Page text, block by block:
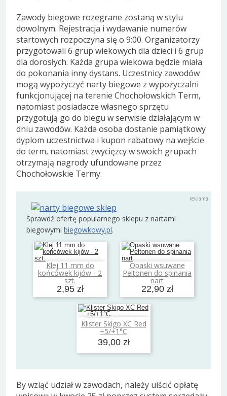
Zawody biegowe rozegrane zostaną w stylu
dowolnym. Rejestracja i wydawanie numerów
startowych rozpoczyna się o 9:00. Organizatorzy
przygotowali 6 grup wiekowych dla dzieci i 6 grup
dla dorosłych. Każda grupa wiekowa będzie miała
do pokonania inny dystans. Uczestnicy zawodów
mogą wypożyczyć narty biegowe z wypożyczalni
funkcjonującej na terenie Chochołowskich Term,
natomiast posiadacze własnego sprzętu
przygotują go do biegu w serwisie działającym w
dniu zawodów. Każda osoba dostanie pamiątkowy
dyplom uczestnictwa i kupon rabatowy na wejście
do term, natomiast zwycięzcy w swoich grupach
otrzymają nagrody ufundowane przez
Chochołowskie Termy.
Sprawdź ofertę popularnego sklepu z nartami
biegowymi biegowkowy.pl.
Klej 11 mm do
końcówek kijów - 2
szt.
2,95 zł
Dodaj do koszyka Opaski wsuwane
Peltonen do spinania
nart
22,90 zł
Dodaj do koszyka
Klister Skigo XC Red
+5/+1°C
39,00 zł
Dodaj do koszyka
By wziąć udział w zawodach, należy uiścić opłatę